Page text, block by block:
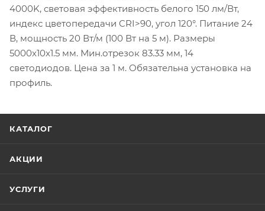
4000K, световая эффективность белого 150 лм/Вт,
индекс цветопередачи CRI>90, угол 120°. Питание 24
В, мощность 20 Вт/м (100 Вт на 5 м). Размеры
5000x10x1.5 мм. Мин.отрезок 83.33 мм, 14
светодиодов. Цена за 1 м. Обязательна установка на
профиль.
КАТАЛОГ
АКЦИИ
УСЛУГИ